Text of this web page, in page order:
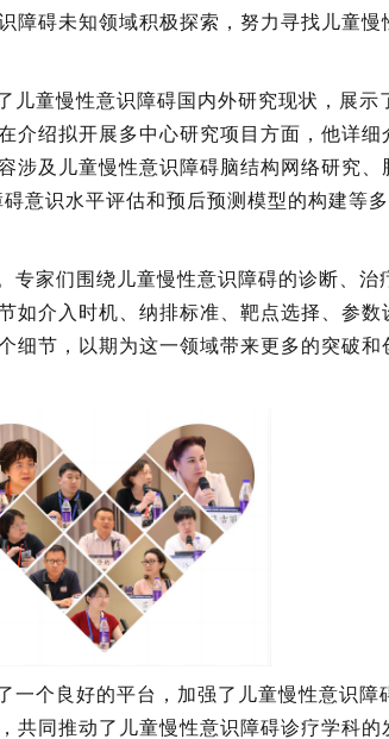
障碍未知领域积极探索，努力寻找儿童慢
儿童慢性意识障碍国内外研究现状，展示
介绍拟开展多中心研究项目方面，他详细
涉及儿童慢性意识障碍脑结构网络研究、
意识水平评估和预后预测模型的构建等
专家们围绕儿童慢性意识障碍的诊断、治
如介入时机、纳排标准、靶点选择、参数
细节，以期为这一领域带来更多的突破和
一个良好的平台，加强了儿童慢性意识障
共同推动了儿童慢性意识障碍诊疗学科的